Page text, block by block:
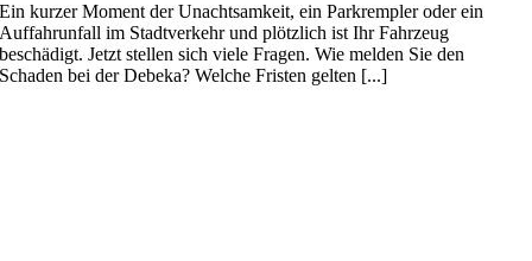
Ein kurzer Moment der Unachtsamkeit, ein Parkrempler oder ein
Auffahrunfall im Stadtverkehr und plötzlich ist Ihr Fahrzeug
beschädigt. Jetzt stellen sich viele Fragen. Wie melden Sie den
Schaden bei der Debeka? Welche Fristen gelten [...]